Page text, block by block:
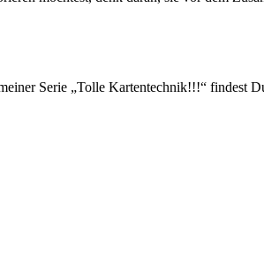
Serie „Tolle Kartentechnik!!!“ findest